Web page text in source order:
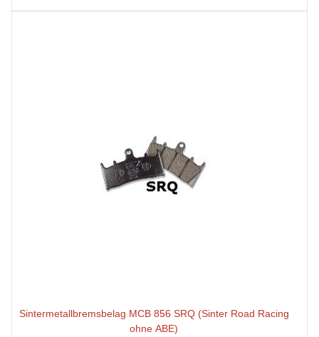
Sintermetallbremsbelag MCB 856 SRQ (Sinter Road Racing
ohne ABE)